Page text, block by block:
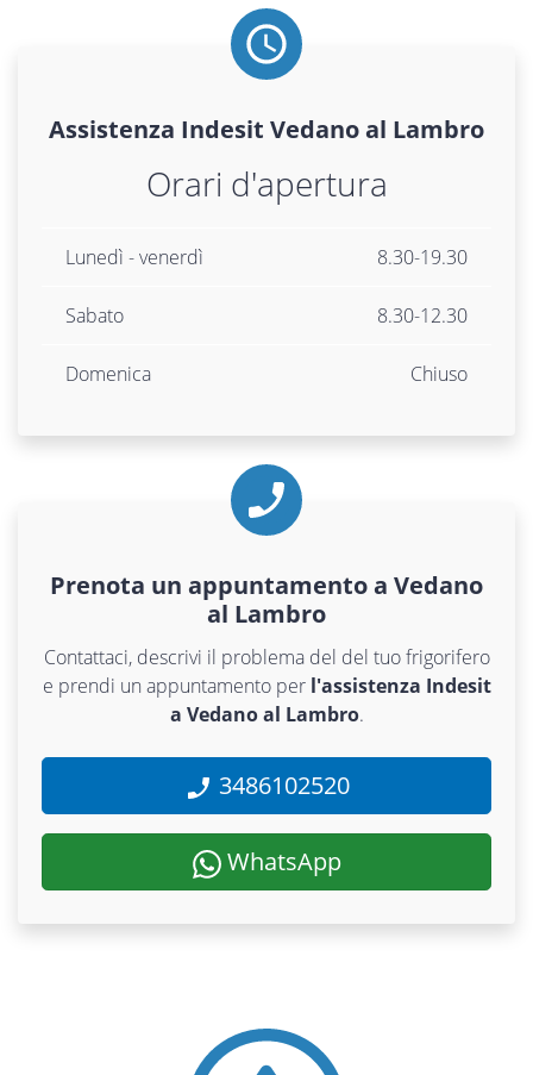
Assistenza Indesit Vedano al Lambro
Orari d'apertura
Lunedì - venerdì 8.30-19.30
Sabato 8.30-12.30
Domenica Chiuso
Prenota un appuntamento a Vedano
al Lambro
Contattaci, descrivi il problema del del tuo frigorifero
e prendi un appuntamento per l'assistenza Indesit
a Vedano al Lambro.
3486102520
WhatsApp